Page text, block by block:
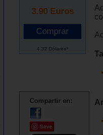
3.90 Euros
4.32 Dólares*
Compartir en:
Save